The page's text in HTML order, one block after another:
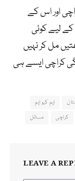
اور اس کے
لیے کوئی
مل کر نہیں
گی کراچی ایسے ہی
ایم کیو ایم
کراچی
مسائل
LEAVE A